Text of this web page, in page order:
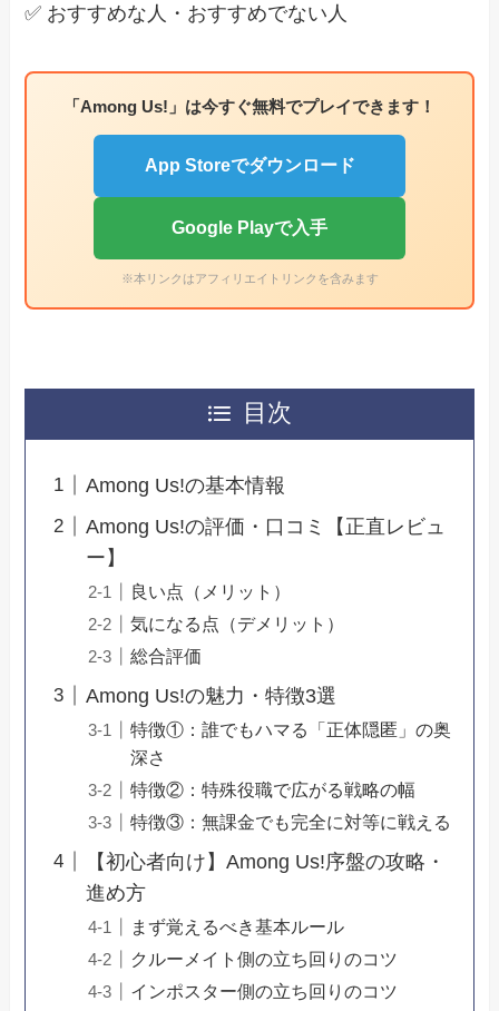
✅ おすすめな人・おすすめでない人
「Among Us!」は今すぐ無料でプレイできます！
App Storeでダウンロード
Google Playで入手
※本リンクはアフィリエイトリンクを含みます
目次
Among Us!の基本情報
Among Us!の評価・口コミ【正直レビュ
ー】
良い点（メリット）
気になる点（デメリット）
総合評価
Among Us!の魅力・特徴3選
特徴①：誰でもハマる「正体隠匿」の奥
深さ
特徴②：特殊役職で広がる戦略の幅
特徴③：無課金でも完全に対等に戦える
【初心者向け】Among Us!序盤の攻略・
進め方
まず覚えるべき基本ルール
クルーメイト側の立ち回りのコツ
インポスター側の立ち回りのコツ